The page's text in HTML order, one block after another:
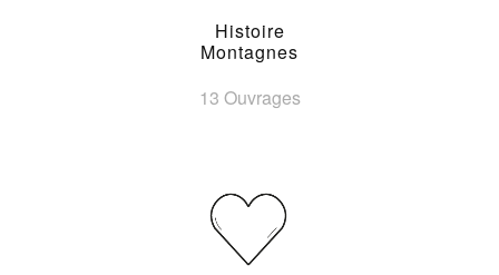
Histoire
Montagnes
13 Ouvrages